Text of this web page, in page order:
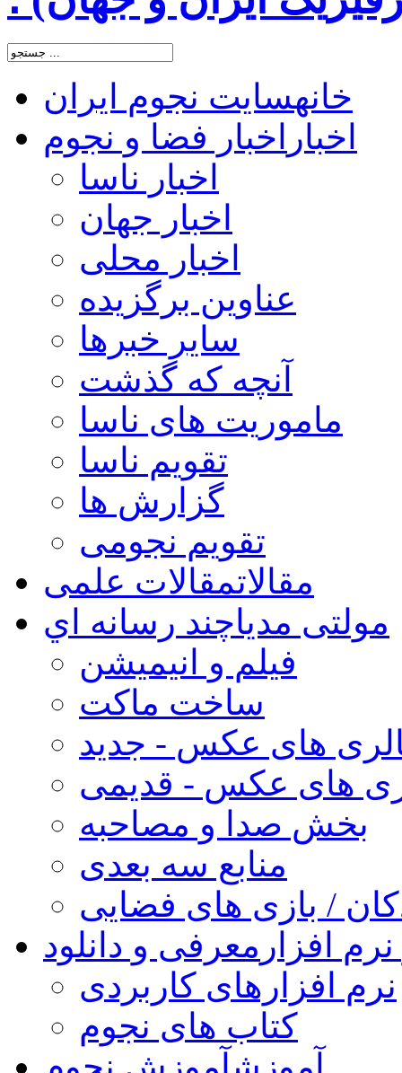
خانهسایت نجوم ایران
اخبار اخبار فضا و نجوم
اخبار ناسا
اخبار جهان
اخبار محلی
عناوین برگزیده
سایر خبرها
آنچه که گذشت
ماموریت های ناسا
تقویم ناسا
گزارش ها
تقویم نجومی
مقالاتمقالات علمی
مولتی مدیاچند رسانه اي
فیلم و انیمیشن
ساخت ماکت
های عکس - جدید
های عکس - قدیمی
بخش صدا و مصاحبه
منابع سه بعدی
/ بازی های فضایی
افزار معرفی و دانلود
نرم افزارهای کاربردی
کتاب های نجوم